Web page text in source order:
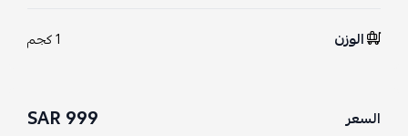
الوزن 1 كجم
السعر 999 SAR